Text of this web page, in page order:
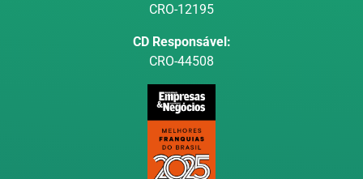
CRO-12195
CD Responsável:
CRO-44508